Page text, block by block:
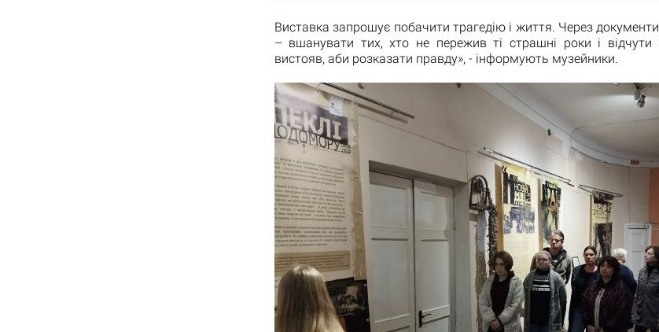
Виставка запрошує побачити трагедію і життя. Через
– вшанувати тих, хто не пережив ті страшні роки і відчути
вистояв, аби розказати правду», - інформують музейники.